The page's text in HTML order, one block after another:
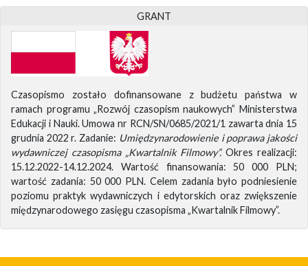
GRANT
Czasopismo zostało dofinansowane z budżetu państwa w
ramach programu „Rozwój czasopism naukowych” Ministerstwa
Edukacji i Nauki. Umowa nr RCN/SN/0685/2021/1 zawarta dnia 15
grudnia 2022 r. Zadanie: Umiędzynarodowienie i poprawa jakości
wydawniczej czasopisma „Kwartalnik Filmowy”.Okres realizacji:
15.12.2022-14.12.2024. Wartość finansowania: 50 000 PLN;
wartość zadania: 50 000 PLN. Celem zadania było podniesienie
poziomu praktyk wydawniczych i edytorskich oraz zwiększenie
międzynarodowego zasięgu czasopisma „Kwartalnik Filmowy”.